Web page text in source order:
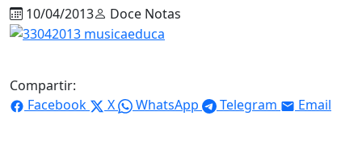
10/04/2013 Doce Notas
Compartir:
Facebook
X WhatsApp Telegram Email